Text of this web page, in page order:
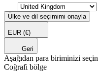
Ülke ve dil seçimimi onayla
EUR (€)
Geri
Aşağıdan para biriminizi seçin
Coğrafi bölge